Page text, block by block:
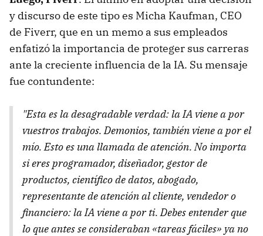
y discurso de este tipo es Micha Kaufman, CEO
de Fiverr, que en un memo a sus empleados
enfatizó la importancia de proteger sus carreras
ante la creciente influencia de la IA. Su mensaje
fue contundente:
"Esta es la desagradable verdad: la IA viene a por
vuestros trabajos. Demonios, también viene a por el
mío. Esto es una llamada de atención. No importa
si eres programador, diseñador, gestor de
productos, científico de datos, abogado,
representante de atención al cliente, vendedor o
financiero: la IA viene a por ti. Debes entender que
lo que antes se consideraban «tareas fáciles» ya no